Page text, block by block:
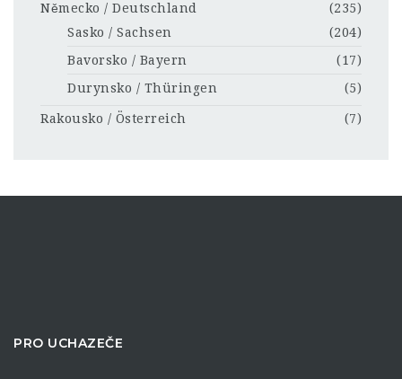
Německo / Deutschland
(235)
Sasko / Sachsen
(204)
Bavorsko / Bayern
(17)
Durynsko / Thüringen
(5)
Rakousko / Österreich (7)
PRO UCHAZEČE